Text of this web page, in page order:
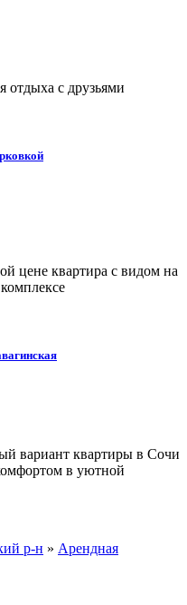
отдыха с друзьями
цене квартира с видом на
вариант квартиры в Сочи
в уютной
р-н » Арендная